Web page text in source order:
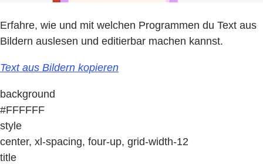
Erfahre, wie und mit welchen Programmen du Text aus
Bildern auslesen und editierbar machen kannst.
Text aus Bildern kopieren
background
#FFFFFF
style
center, xl-spacing, four-up, grid-width-12
title